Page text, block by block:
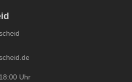
Uhr